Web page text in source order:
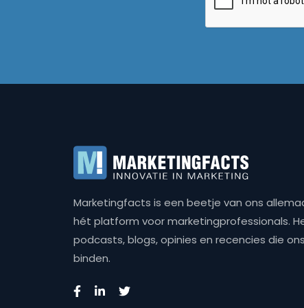
Marketingfacts is een beetje van ons
hét platform voor marketingprofessionals.
podcasts, blogs, opinies en recencies die
binden.